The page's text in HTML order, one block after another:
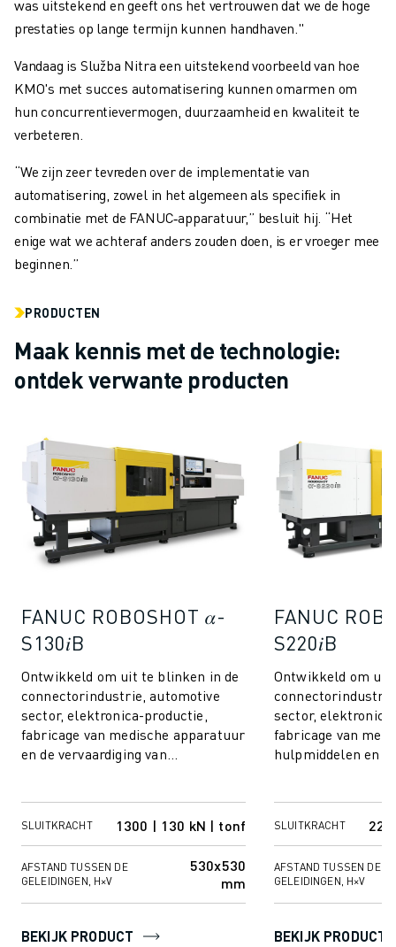
was uitstekend en geeft ons het vertrouwen dat we de hoge
prestaties op lange termijn kunnen handhaven."
Vandaag is Služba Nitra een uitstekend voorbeeld van hoe
KMO's met succes automatisering kunnen omarmen om
hun concurrentievermogen, duurzaamheid en kwaliteit te
verbeteren.
“We zijn zeer tevreden over de implementatie van
automatisering, zowel in het algemeen als specifiek in
combinatie met de FANUC‑apparatuur,” besluit hij. “Het
enige wat we achteraf anders zouden doen, is er vroeger mee
beginnen.”
PRODUCTEN
Maak kennis met de technologie:
ontdek verwante producten
FANUC ROBOSHOT 𝛼-
S130𝑖B
Ontwikkeld om uit te blinken in de
connectorindustrie, automotive
sector, elektronica-productie,
fabricage van medische apparatuur
en de vervaardiging van
SLUITKRACHT 1300 | 130 kN | tonf
AFSTAND TUSSEN DE
GELEIDINGEN, H×V
530x530
mm
BEKIJK PRODUCT
FANUC
S220𝑖B
Ontwikkeld om uit
sector,
fabricage van
hulpmiddelen en
SLUITKRACHT
AFSTAND TUSSEN DE
GELEIDINGEN, H×V
BEKIJK PRODUCT